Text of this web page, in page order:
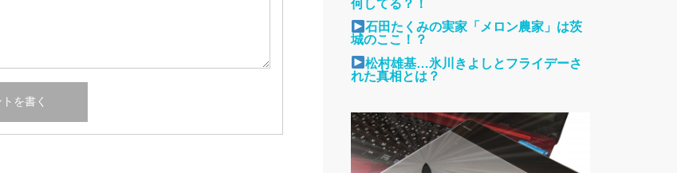
何してる？！
石田たくみの実家「メロン農家」は茨
城のここ！？
松村雄基…氷川きよしとフライデーさ
れた真相とは？